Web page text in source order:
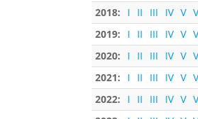
2018:
I II III IV V
2019:
I II III IV V
2020:
I II III IV V
2021:
I II III IV V
2022:
I II III IV V